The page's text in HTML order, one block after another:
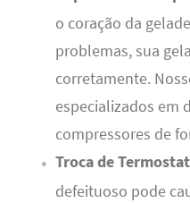
o coração da
problemas, sua
corretamente.
especializados em
compressores de
Troca de
defeituoso pode